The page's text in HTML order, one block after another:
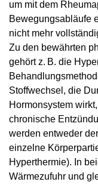
um mit dem
Bewegungsabläufe
nicht mehr
Zu den bewährten
gehört z. B. die
Stoffwechsel, die
Hormonsystem
chronische
werden entweder
einzelne
Hyperthermie). In
Wärmezufuhr und